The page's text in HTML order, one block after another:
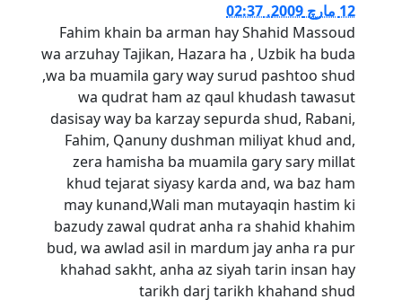
12 مارچ 2009, 02:37
Fahim khain ba arman hay Shahid Massoud
wa arzuhay Tajikan, Hazara ha , Uzbik ha buda
,wa ba muamila gary way surud pashtoo shud
wa qudrat ham az qaul khudash tawasut
dasisay way ba karzay sepurda shud, Rabani,
Fahim, Qanuny dushman miliyat khud and,
zera hamisha ba muamila gary sary millat
khud tejarat siyasy karda and, wa baz ham
may kunand,Wali man mutayaqin hastim ki
bazudy zawal qudrat anha ra shahid khahim
bud, wa awlad asil in mardum jay anha ra pur
khahad sakht, anha az siyah tarin insan hay
tarikh darj tarikh khahand shud